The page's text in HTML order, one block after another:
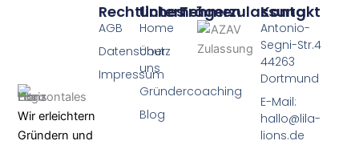
Unternehmen
Home
Über
uns
Gründercoaching
Blog
Rechtliches
AGB
Datenschutz
Impressum
Kontakt
Antonio-
Segni-Str.4
44263
Dortmund
E-Mail:
hallo@lila-
lions.de
Trägerzulassung
Wir erleichtern
Gründern und